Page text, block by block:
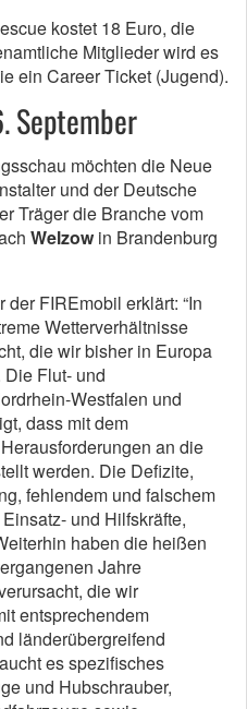
kostet 18 Euro, die
Mitglieder wird es
ein Career Ticket (Jugend).
September
möchten die Neue
und der Deutsche
Träger die Branche vom
Welzow in Brandenburg
FIREmobil erklärt: “In
Wetterverhältnisse
die wir bisher in Europa
Flut- und
Westfalen und
dass mit dem
an die
werden. Die Defizite,
fehlendem und falschem
und Hilfskräfte,
haben die heißen
Jahre
die wir
entsprechendem
länderübergreifend
es spezifisches
und Hubschrauber,